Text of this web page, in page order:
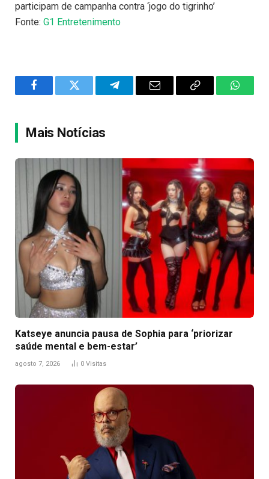
participam de campanha contra ‘jogo do tigrinho’
Fonte: G1 Entretenimento
FacebookTwitter TelegramEmail
Copy
Mais Notícias
Katseye anuncia pausa de Sophia para ‘priorizar
saúde mental e bem-estar’
agosto 7, 2026 0 Visitas